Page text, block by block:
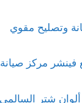
وتصليح مقوي
فينشر مركز صيانة
شتر السالمي